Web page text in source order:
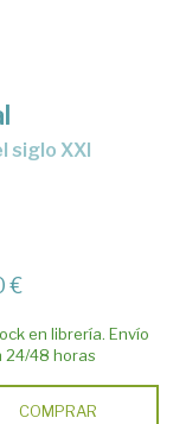
siglo XXI
€
en librería. Envío
24/48 horas
COMPRAR